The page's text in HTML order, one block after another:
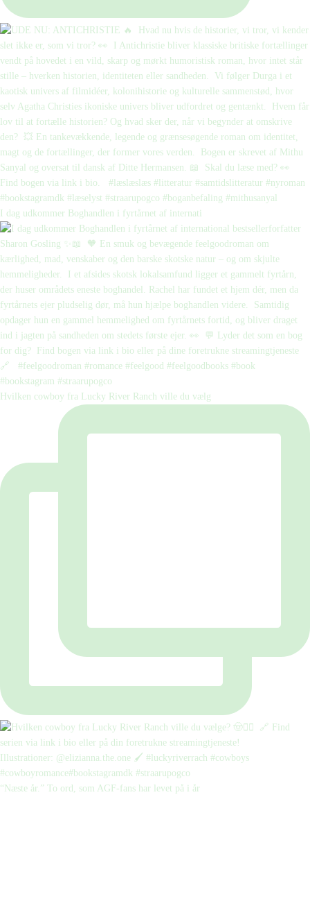
I dag udkommer Boghandlen i fyrtårnet af internati
Hvilken cowboy fra Lucky River Ranch ville du vælg
“Næste år.” To ord, som AGF-fans har levet på i år